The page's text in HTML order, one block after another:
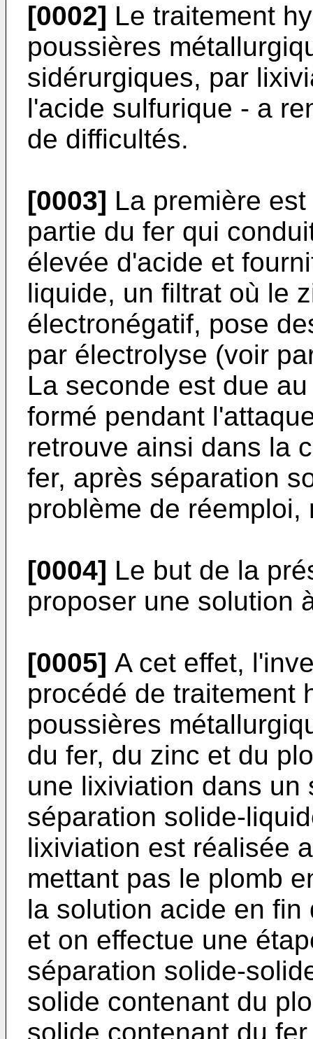
[0002] Le traitement
poussières
sidérurgiques, par
l'acide sulfurique - a
de difficultés.
[0003] La première
partie du fer qui
élevée d'acide et
liquide, un filtrat où le
électronégatif, pose
par électrolyse (voir
La seconde est due
formé pendant
retrouve ainsi dans la
fer, après séparation
problème de
[0004] Le but de la
proposer une solution
[0005] A cet effet,
procédé de traitement
poussières
du fer, du zinc et du
une lixiviation dans un
séparation solide-
lixiviation est réalisée
mettant pas le plomb
la solution acide en
et on effectue une
séparation solide-
solide contenant du
solide contenant du fer.